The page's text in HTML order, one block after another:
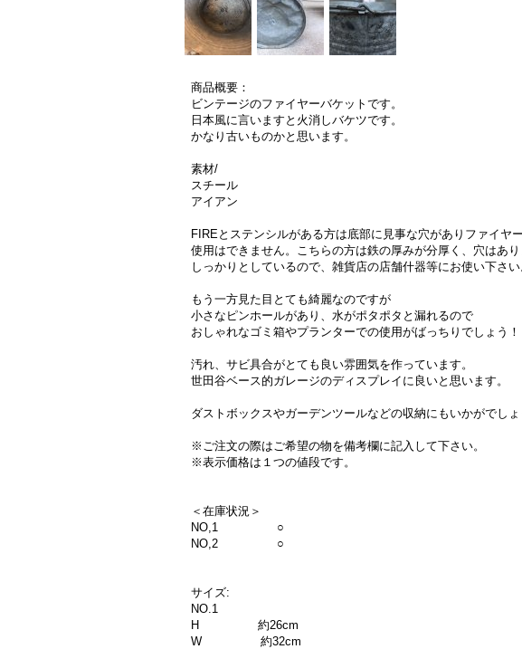
商品概要：
ビンテージのファイヤーバケットです。
日本風に言いますと火消しバケツです。
かなり古いものかと思います。
素材/
スチール
アイアン
FIREとステンシルがある方は底部に見事な穴がありファイヤ
使用はできません。こちらの方は鉄の厚みが分厚く、穴はあ
しっかりとしているので、雑貨店の店舗什器等にお使い下さい
もう一方見た目とても綺麗なのですが
小さなピンホールがあり、水がポタポタと漏れるので
おしゃれなゴミ箱やプランターでの使用がばっちりでしょう！
汚れ、サビ具合がとても良い雰囲気を作っています。
世田谷ベース的ガレージのディスプレイに良いと思います。
ダストボックスやガーデンツールなどの収納にもいかがでしょ
※ご注文の際はご希望の物を備考欄に記入して下さい。
※表示価格は１つの値段です。
＜在庫状況＞
NO,1 ○
NO,2 ○
サイズ:
NO.1
H 約26cm
W 約32cm